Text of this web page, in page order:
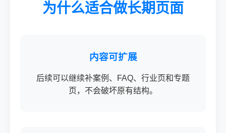
为什么适合做长期页面
内容可扩展
后续可以继续补案例、FAQ、行业页和专题
页，不会破坏原有结构。